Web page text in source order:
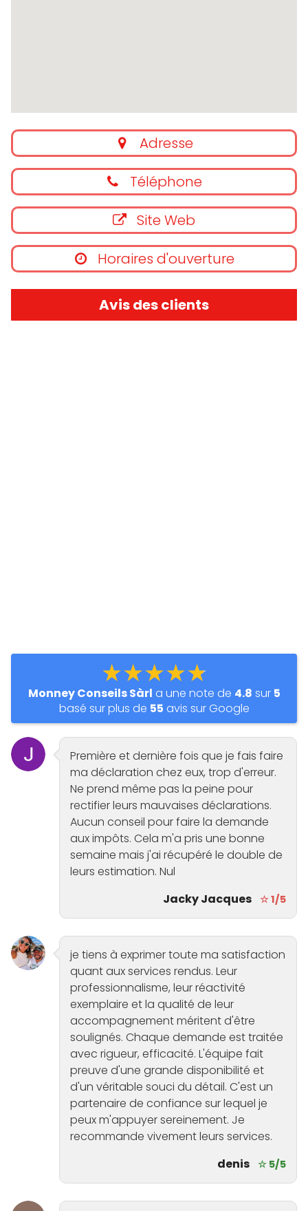
Adresse
Téléphone
Site Web
Horaires d'ouverture
Avis des clients
★★★★★
Monney Conseils Sàrl a une note de 4.8 sur 5
basé sur plus de 55 avis sur Google
Première et dernière fois que je fais faire
ma déclaration chez eux, trop d'erreur.
Ne prend même pas la peine pour
rectifier leurs mauvaises déclarations.
Aucun conseil pour faire la demande
aux impôts. Cela m'a pris une bonne
semaine mais j'ai récupéré le double de
leurs estimation. Nul
Jacky Jacques ☆ 1/5
je tiens à exprimer toute ma satisfaction
quant aux services rendus. Leur
professionnalisme, leur réactivité
exemplaire et la qualité de leur
accompagnement méritent d'être
soulignés. Chaque demande est traitée
avec rigueur, efficacité. L'équipe fait
preuve d'une grande disponibilité et
d'un véritable souci du détail. C'est un
partenaire de confiance sur lequel je
peux m'appuyer sereinement. Je
recommande vivement leurs services.
denis ☆ 5/5